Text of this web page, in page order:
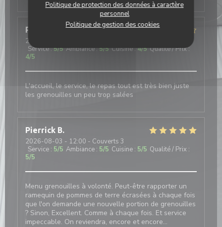
Politique de protection des données à caractère
personnel
Politique de gestion des cookies
Pascal
2026-08-03
Service:5/5 Ambiance:5/5 Cuisine:4/5 Qualité / Prix:
4/5
L'accueil, le service, le repas tout est très bien juste
les grenouilles un peu trop salées
Pierrick B
2026-08-03 - 12:00 - Couverts 3
Service : 5/5 Ambiance : 5/5 Cuisine : 5/5 Qualité / Prix :
5/5
Menu grenouilles à volonté. Peut-être rapporter un
ramequin de pommes de terre écrasées à chaque fois
que l'on demande une nouvelle portion de grenouilles
? Sinon, Excellent. Comme à chaque fois. Et service
impeccable. On reviendra, encore et encore...